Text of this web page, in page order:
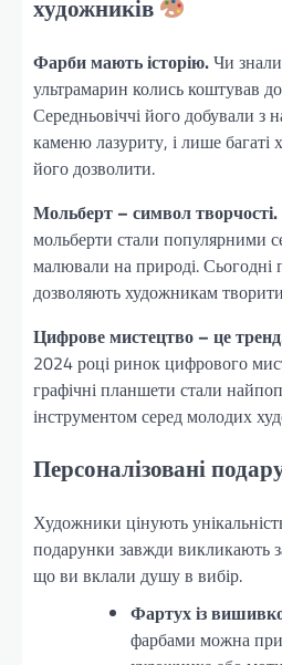
художників
Фарби мають історію.Чи
ультрамарин колись коштував
Середньовіччі його добували з
каменю лазуриту, і лише багаті
його дозволити.
Мольберт – символ творчості.
мольберти стали популярними
малювали на природі. Сьогодні
дозволяють художникам
Цифрове мистецтво – це
2024 році ринок цифрового
графічні планшети стали
інструментом серед молодих
Персоналізовані
Художники цінують
подарунки завжди викликають
що ви вклали душу в вибір.
Фартух із
фарбами можна